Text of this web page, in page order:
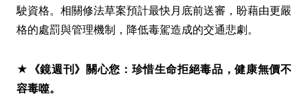
駛資格。相關修法草案預計最快月底前送審，盼藉由更嚴
格的處罰與管理機制，降低毒駕造成的交通悲劇。
★《鏡週刊》關心您：珍惜生命拒絕毒品，健康無價不
容毒噬。